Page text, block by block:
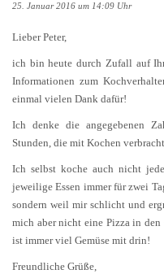
25. Januar 2016 um 14:09 Uhr
Lieber Peter,
ich bin heute durch Zufall auf
Informationen zum
einmal vielen Dank dafür!
Ich denke die angegebenen
Stunden, die mit Kochen
Ich selbst koche auch nicht
jeweilige Essen immer für zwei
sondern weil mir schlicht und
mich aber nicht eine Pizza in
ist immer viel Gemüse mit drin!
Freundliche Grüße,